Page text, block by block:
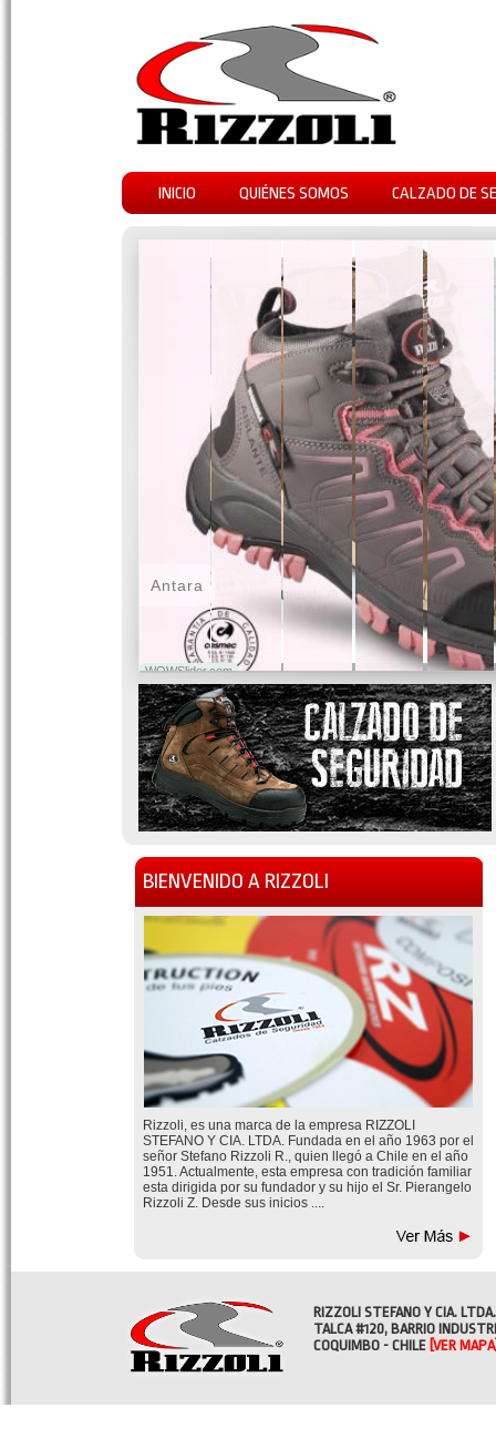
INICIO QUIÉNES SOMOS CALZADO DE
WOWSlider.com
Antara
BIENVENIDO A RIZZOLI
Rizzoli, es una marca de la empresa RIZZOLI
STEFANO Y CIA. LTDA. Fundada en el año 1963 por el
señor Stefano Rizzoli R., quien llegó a Chile en el año
1951. Actualmente, esta empresa con tradición familiar
esta dirigida por su fundador y su hijo el Sr. Pierangelo
Rizzoli Z. Desde sus inicios ....
RIZZOLI STEFANO Y CIA. LTDA.
TALCA #120, BARRIO
COQUIMBO - CHILE [VER